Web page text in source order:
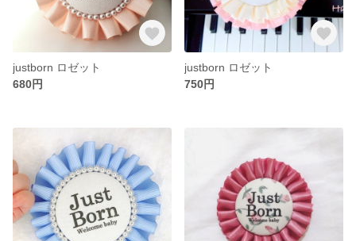
justborn ロゼット
680円
justborn ロゼット
750円